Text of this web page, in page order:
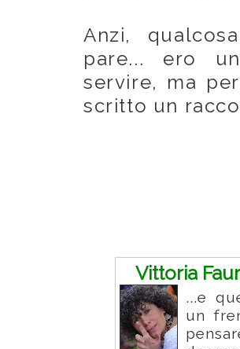
Anzi,
pare... ero
servire, ma
scritto un
Vittoria
...e
un